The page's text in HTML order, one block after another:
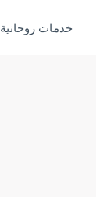
خدمات روحانية